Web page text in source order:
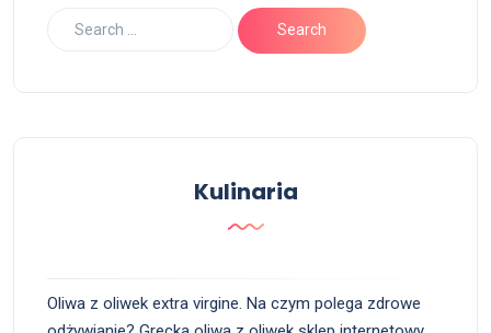
Kulinaria
Oliwa z oliwek extra virgine. Na czym polega zdrowe